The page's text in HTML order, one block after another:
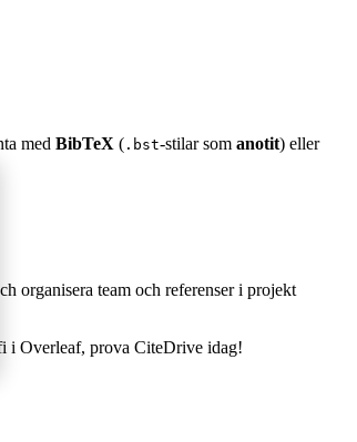
med BibTeX ( .bst-stilar som anotit) eller
organisera team och referenser i projekt
i Overleaf, prova CiteDrive idag!